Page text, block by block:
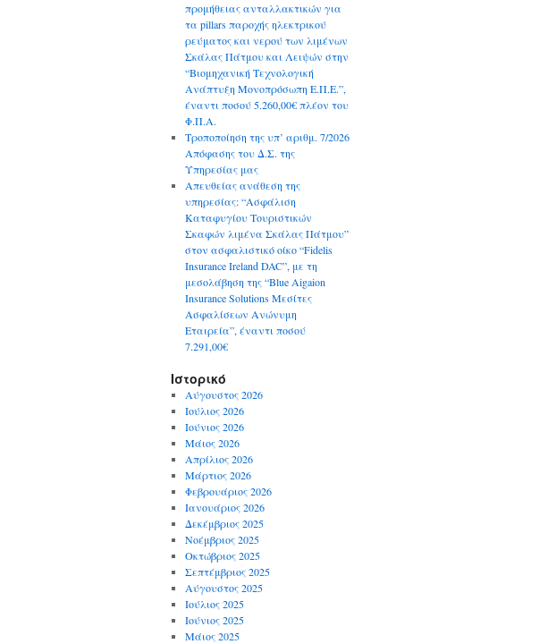
προμήθειας ανταλλακτικών για
τα pillars παροχής ηλεκτρικού
ρεύματος και νερού των λιμένων
Σκάλας Πάτμου και Λειψών στην
“Βιομηχανική Τεχνολογική
Ανάπτυξη Μονοπρόσωπη Ε.Π.Ε.”,
έναντι ποσού 5.260,00€ πλέον του
Φ.Π.Α.
Τροποποίηση της υπ’ αριθμ. 7/2026
Απόφασης του Δ.Σ. της
Υπηρεσίας μας
Απευθείας ανάθεση της
υπηρεσίας: “Ασφάλιση
Καταφυγίου Τουριστικών
Σκαφών λιμένα Σκάλας Πάτμου”
στον ασφαλιστικό οίκο “Fidelis
Insurance Ireland DAC”, με τη
μεσολάβηση της “Blue Aigaion
Insurance Solutions Μεσίτες
Ασφαλίσεων Ανώνυμη
Εταιρεία”, έναντι ποσού
7.291,00€
Ιστορικό
Αύγουστος 2026
Ιούλιος 2026
Ιούνιος 2026
Μάιος 2026
Απρίλιος 2026
Μάρτιος 2026
Φεβρουάριος 2026
Ιανουάριος 2026
Δεκέμβριος 2025
Νοέμβριος 2025
Οκτώβριος 2025
Σεπτέμβριος 2025
Αύγουστος 2025
Ιούλιος 2025
Ιούνιος 2025
Μάιος 2025